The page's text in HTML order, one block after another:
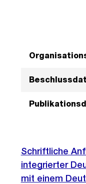
Schriftliche
integrierter
mit einem